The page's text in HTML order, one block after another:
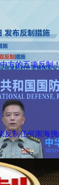
方的五项反制
反制任何闹海